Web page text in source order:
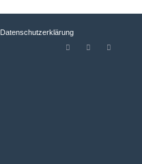
Datenschutzerklärung